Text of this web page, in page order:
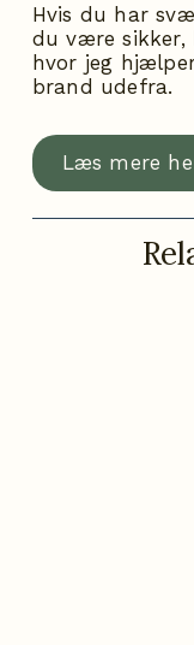
Hvis du har
du være sikker,
hvor jeg
brand udefra.
Læs mere